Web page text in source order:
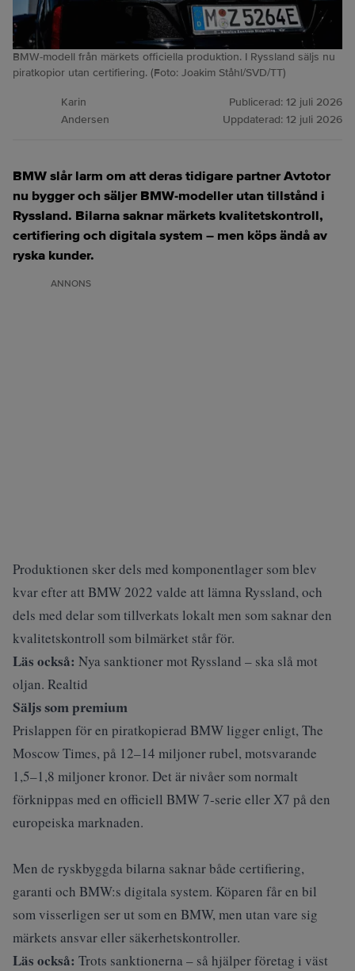
BMW-modell från märkets officiella produktion. I Ryssland säljs nu
piratkopior utan certifiering. (Foto: Joakim Ståhl/SVD/TT)
Karin
Andersen
Publicerad: 12 juli 2026
Uppdaterad: 12 juli 2026
BMW slår larm om att deras tidigare partner Avtotor
nu bygger och säljer BMW‑modeller utan tillstånd i
Ryssland. Bilarna saknar märkets kvalitetskontroll,
certifiering och digitala system – men köps ändå av
ryska kunder.
ANNONS
Produktionen sker dels med komponentlager som blev
kvar efter att BMW 2022 valde att lämna Ryssland, och
dels med delar som tillverkats lokalt men som saknar den
kvalitetskontroll som bilmärket står för.
Läs också: Nya sanktioner mot Ryssland – ska slå mot
oljan. Realtid
Säljs som premium
Prislappen för en piratkopierad BMW ligger enligt, The
Moscow Times, på 12–14 miljoner rubel, motsvarande
1,5–1,8 miljoner kronor. Det är nivåer som normalt
förknippas med en officiell BMW 7‑serie eller X7 på den
europeiska marknaden.
Men de ryskbyggda bilarna saknar både certifiering,
garanti och BMW:s digitala system. Köparen får en bil
som visserligen ser ut som en BMW, men utan vare sig
märkets ansvar eller säkerhetskontroller.
Läs också: Trots sanktionerna – så hjälper företag i väst